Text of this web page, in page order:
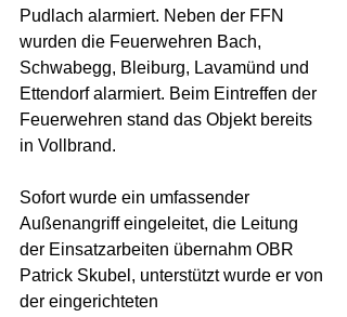
Pudlach alarmiert. Neben der FFN
wurden die Feuerwehren Bach,
Schwabegg, Bleiburg, Lavamünd und
Ettendorf alarmiert. Beim Eintreffen der
Feuerwehren stand das Objekt bereits
in Vollbrand.
Sofort wurde ein umfassender
Außenangriff eingeleitet, die Leitung
der Einsatzarbeiten übernahm OBR
Patrick Skubel, unterstützt wurde er von
der eingerichteten